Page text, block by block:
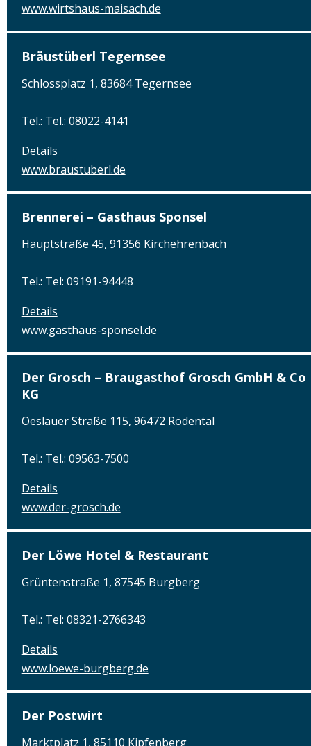
www.wirtshaus-maisach.de
Bräustüberl Tegernsee
Schlossplatz 1, 83684 Tegernsee
Tel.: Tel.: 08022-4141
Details
www.braustuberl.de
Brennerei – Gasthaus Sponsel
Hauptstraße 45, 91356 Kirchehrenbach
Tel.: Tel: 09191-94448
Details
www.gasthaus-sponsel.de
Der Grosch – Braugasthof Grosch GmbH & Co
KG
Oeslauer Straße 115, 96472 Rödental
Tel.: Tel.: 09563-7500
Details
www.der-grosch.de
Der Löwe Hotel & Restaurant
Grüntenstraße 1, 87545 Burgberg
Tel.: Tel: 08321-2766343
Details
www.loewe-burgberg.de
Der Postwirt
Marktplatz 1, 85110 Kipfenberg